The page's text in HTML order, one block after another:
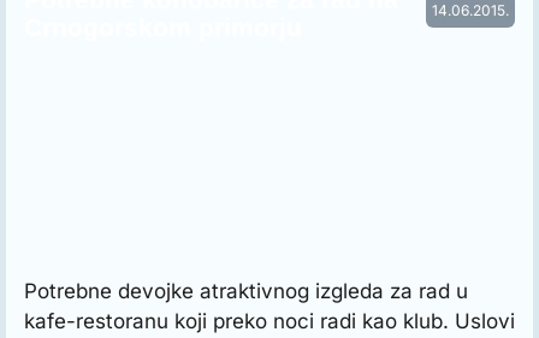
14.06.2015.
Potrebne devojke atraktivnog izgleda za rad u
kafe-restoranu koji preko noci radi kao klub. Uslovi